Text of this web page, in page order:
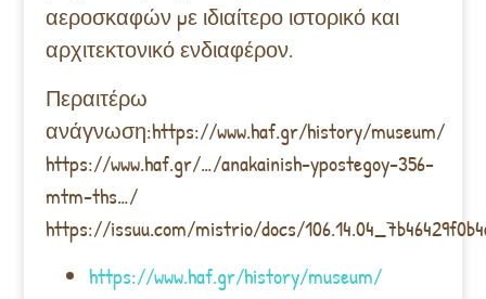
αεροσκαφών με ιδιαίτερο ιστορικό και
αρχιτεκτονικό ενδιαφέρον.
Περαιτέρω
ανάγνωση:https://www.haf.gr/history/museum/
https://www.haf.gr/…/anakainish-ypostegoy-356-
mtm-ths…/
https://issuu.com/mistrio/docs/
https://www.haf.gr/history/museum/